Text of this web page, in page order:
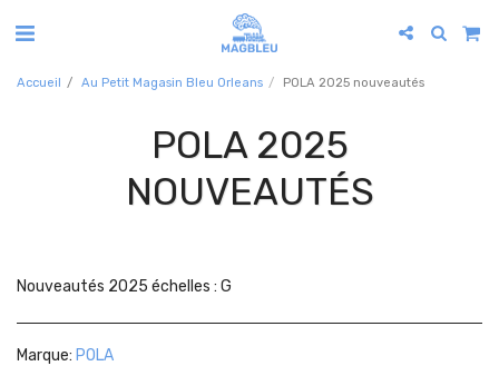
Accueil Au Petit Magasin Bleu Orleans POLA 2025 nouveautés
POLA 2025
NOUVEAUTÉS
Nouveautés 2025 échelles : G
Marque: POLA